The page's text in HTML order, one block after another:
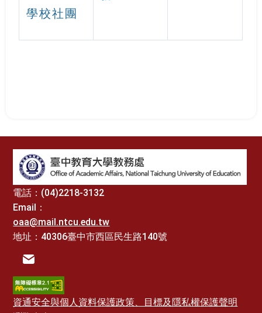
學校社團
電話：(04)2218-3132
Email：
oaa@mail.ntcu.edu.tw
地址：40306臺中市西區民生路140號
電子信箱
資通安全與個人資料保護政策、目標及隱私權保護聲明